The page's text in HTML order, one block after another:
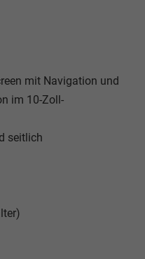
mit Navigation und
im 10-Zoll-
seitlich